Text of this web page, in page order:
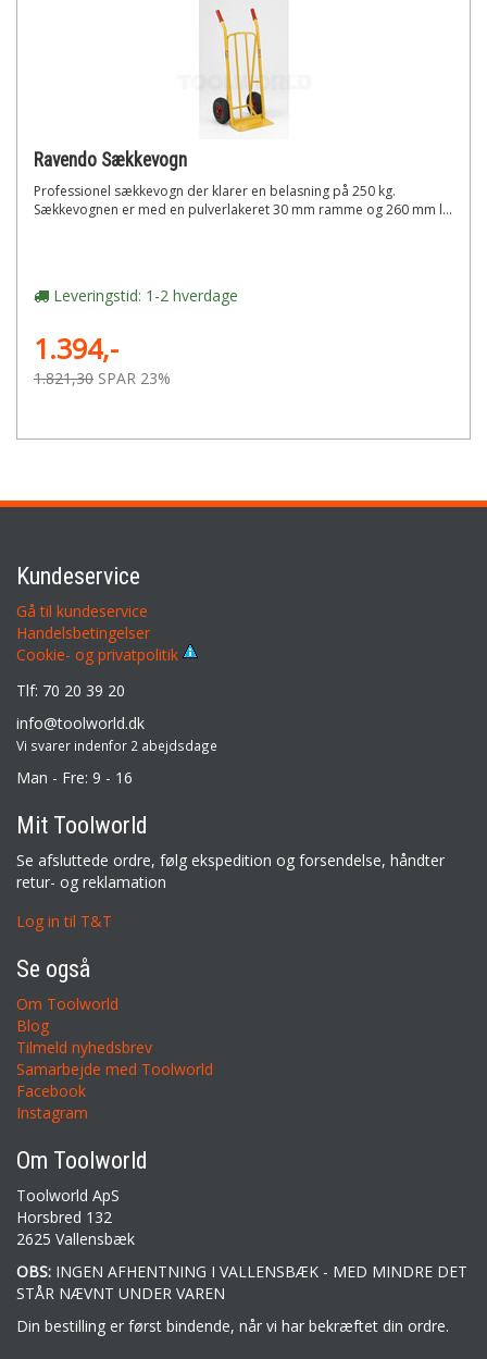
Ravendo Sækkevogn
Professionel sækkevogn der klarer en belasning på 250 kg.
Sækkevognen er med en pulverlakeret 30 mm ramme og 260 mm l...
Leveringstid: 1-2 hverdage
1.394,-
1.821,30 SPAR 23%
Kundeservice
Gå til kundeservice
Handelsbetingelser
Cookie- og privatpolitik
Tlf: 70 20 39 20
info@toolworld.dk
Vi svarer indenfor 2 abejdsdage
Man - Fre: 9 - 16
Mit Toolworld
Se afsluttede ordre, følg ekspedition og forsendelse, håndter
retur- og reklamation
Log in til T&T
Se også
Om Toolworld
Blog
Tilmeld nyhedsbrev
Samarbejde med Toolworld
Facebook
Instagram
Om Toolworld
Toolworld ApS
Horsbred 132
2625 Vallensbæk
OBS: INGEN AFHENTNING I VALLENSBÆK - MED MINDRE DET
STÅR NÆVNT UNDER VAREN
Din bestilling er først bindende, når vi har bekræftet din ordre.